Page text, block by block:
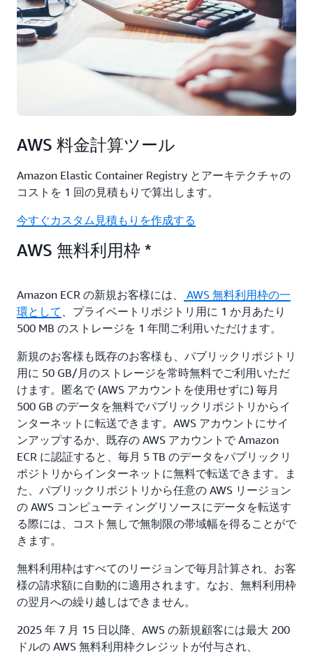
AWS 料金計算ツール
Amazon Elastic Container Registry とアーキテクチャの
コストを 1 回の見積もりで算出します。
今すぐカスタム見積もりを作成する
AWS 無料利用枠 *
Amazon ECR の新規お客様には、
AWS 無料利用枠の一
環として 、プライベートリポジトリ用に 1 か月あたり
500 MB のストレージを 1 年間ご利用いただけます。
新規のお客様も既存のお客様も、パブリックリポジトリ
用に 50 GB/月のストレージを常時無料でご利用いただ
けます。匿名で (AWS アカウントを使用せずに) 毎月
500 GB のデータを無料でパブリックリポジトリからイ
ンターネットに転送できます。AWS アカウントにサイ
ンアップするか、既存の AWS アカウントで Amazon
ECR に認証すると、毎月 5 TB のデータをパブリックリ
ポジトリからインターネットに無料で転送できます。ま
た、パブリックリポジトリから任意の AWS リージョン
の AWS コンピューティングリソースにデータを転送す
る際には、コスト無しで無制限の帯域幅を得ることがで
きます。
無料利用枠はすべてのリージョンで毎月計算され、お客
様の請求額に自動的に適用されます。なお、無料利用枠
の翌月への繰り越しはできません。
2025 年 7 月 15 日以降、AWS の新規顧客には最大 200
ドルの AWS 無料利用枠クレジットが付与され、